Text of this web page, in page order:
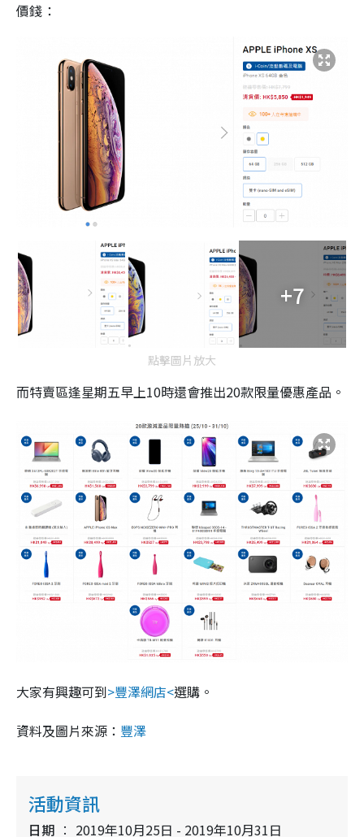
價錢：
+7
點擊圖片放大
而特賣區逢星期五早上10時還會推出20款限量優惠產品。
大家有興趣可到>豐澤網店<選購。
資料及圖片來源： 豐澤
活動資訊
日期 2019年10月25日 - 2019年10月31日